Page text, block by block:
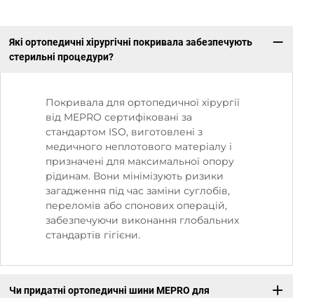
Які ортопедичні хірургічні покривала забезпечують
стерильні процедури?
Покривала для ортопедичної хірургії
від MEPRO сертифіковані за
стандартом ISO, виготовлені з
медичного неплотового матеріалу і
призначені для максимальної опору
рідинам. Вони мінімізують ризики
загадження під час заміни суглобів,
переломів або спонових операцій,
забезпечуючи виконання глобальних
стандартів гігієни.
Чи придатні ортопедичні шини MEPRO для